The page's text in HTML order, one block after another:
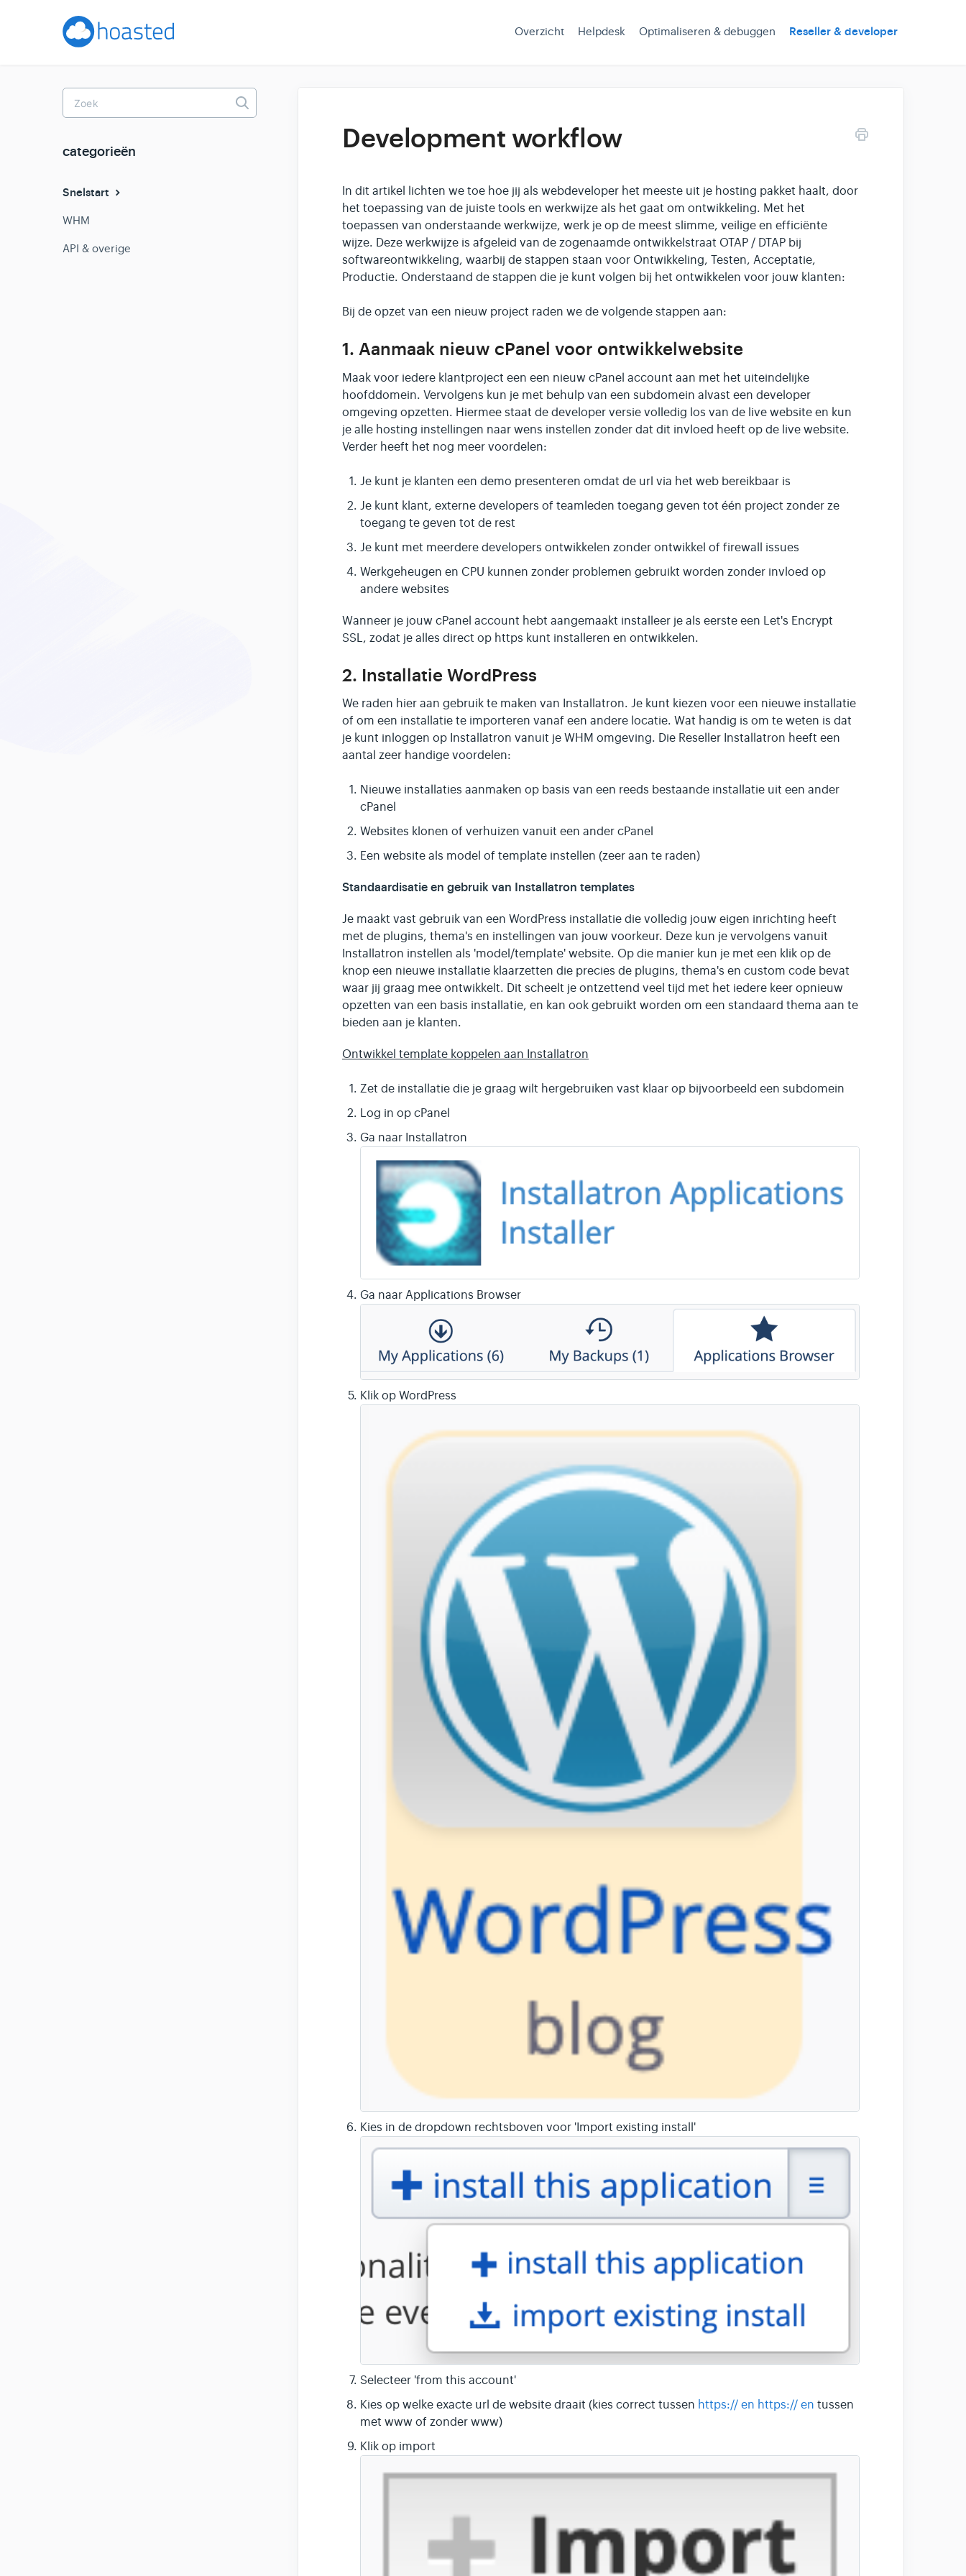
Overzicht Helpdesk Optimaliseren & debuggen Reseller & developer
Development workflow
In dit artikel lichten we toe hoe jij als webdeveloper het meeste uit je hosting pakket haalt, door
het toepassing van de juiste tools en werkwijze als het gaat om ontwikkeling. Met het
toepassen van onderstaande werkwijze, werk je op de meest slimme, veilige en efficiënte
wijze. Deze werkwijze is afgeleid van de zogenaamde ontwikkelstraat OTAP / DTAP bij
softwareontwikkeling, waarbij de stappen staan voor Ontwikkeling, Testen, Acceptatie,
Productie. Onderstaand de stappen die je kunt volgen bij het ontwikkelen voor jouw klanten:
Bij de opzet van een nieuw project raden we de volgende stappen aan:
1. Aanmaak nieuw cPanel voor ontwikkelwebsite
Maak voor iedere klantproject een een nieuw cPanel account aan met het uiteindelijke
hoofddomein. Vervolgens kun je met behulp van een subdomein alvast een developer
omgeving opzetten. Hiermee staat de developer versie volledig los van de live website en kun
je alle hosting instellingen naar wens instellen zonder dat dit invloed heeft op de live website.
Verder heeft het nog meer voordelen:
Je kunt je klanten een demo presenteren omdat de url via het web bereikbaar is
Je kunt klant, externe developers of teamleden toegang geven tot één project zonder ze
toegang te geven tot de rest
Je kunt met meerdere developers ontwikkelen zonder ontwikkel of firewall issues
Werkgeheugen en CPU kunnen zonder problemen gebruikt worden zonder invloed op
andere websites
Wanneer je jouw cPanel account hebt aangemaakt installeer je als eerste een Let's Encrypt
SSL, zodat je alles direct op https kunt installeren en ontwikkelen.
2. Installatie WordPress
We raden hier aan gebruik te maken van Installatron. Je kunt kiezen voor een nieuwe installatie
of om een installatie te importeren vanaf een andere locatie. Wat handig is om te weten is dat
je kunt inloggen op Installatron vanuit je WHM omgeving. Die Reseller Installatron heeft een
aantal zeer handige voordelen:
Nieuwe installaties aanmaken op basis van een reeds bestaande installatie uit een ander
cPanel
Websites klonen of verhuizen vanuit een ander cPanel
Een website als model of template instellen (zeer aan te raden)
Standaardisatie en gebruik van Installatron templates
Je maakt vast gebruik van een WordPress installatie die volledig jouw eigen inrichting heeft
met de plugins, thema's en instellingen van jouw voorkeur. Deze kun je vervolgens vanuit
Installatron instellen als 'model/template' website. Op die manier kun je met een klik op de
knop een nieuwe installatie klaarzetten die precies de plugins, thema's en custom code bevat
waar jij graag mee ontwikkelt. Dit scheelt je ontzettend veel tijd met het iedere keer opnieuw
opzetten van een basis installatie, en kan ook gebruikt worden om een standaard thema aan te
bieden aan je klanten.
Ontwikkel template koppelen aan Installatron
Zet de installatie die je graag wilt hergebruiken vast klaar op bijvoorbeeld een subdomein
Log in op cPanel
Ga naar Installatron
Ga naar Applications Browser
Klik op WordPress
Kies in de dropdown rechtsboven voor 'Import existing install'
Selecteer 'from this account'
Kies op welke exacte url de website draait (kies correct tussen https:// en https:// en tussen
met www of zonder www)
Klik op import
Toggle
Search
categorieën
Snelstart
WHM
API & overige